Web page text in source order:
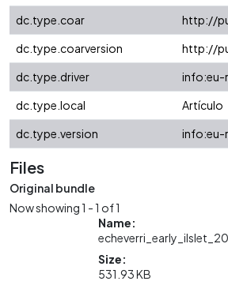
dc.type.coar
http://
dc.type.coarversion
http://
dc.type.driver
info:eu-
dc.type.local
Artículo
dc.type.version
info:eu-
Files
Original bundle
Now showing1 - 1 of 1
Name:
Size:
531.93 KB